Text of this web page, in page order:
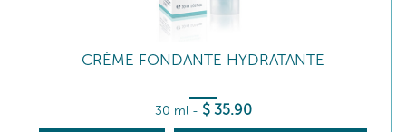
CRÈME FONDANTE HYDRATANTE
30 ml - $ 35.90